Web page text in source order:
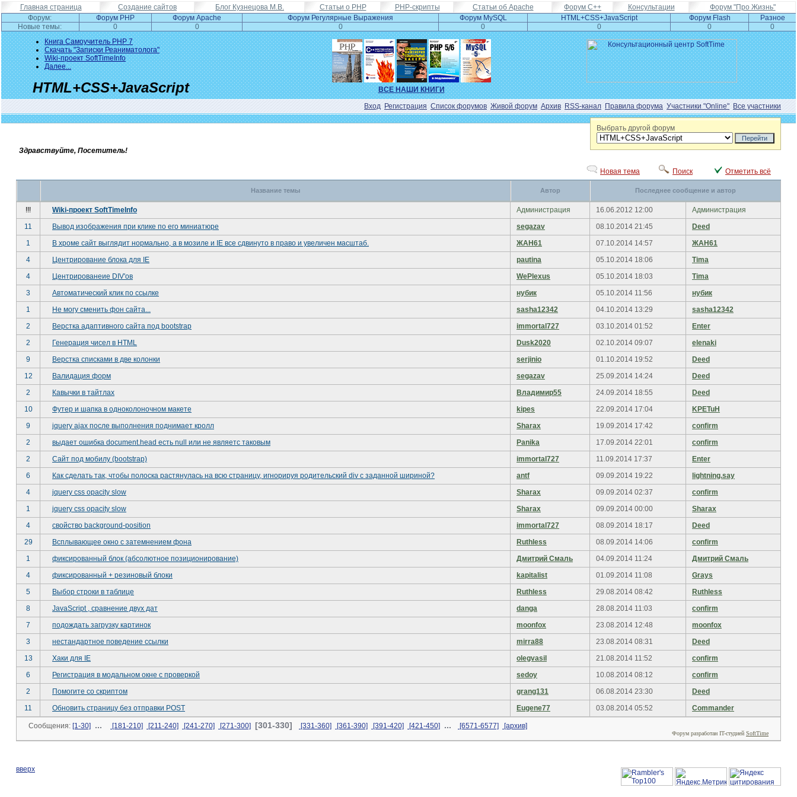
Главная страница Создание сайтов Блог Кузнецова М.В. Статьи о PHP PHP-скрипты Статьи об Apache Форум С++ Консультации
Форум "Про Жизнь"
Форум:
Форум PHP Форум Apache Форум Регулярные Выражения Форум MySQL HTML+CSS+JavaScript Форум Flash
Разное
Новые темы:
0 0 0 0 0 0
0
Книга Самоучитель PHP 7
Скачать "Записки Реаниматолога"
Wiki-проект SoftTimeInfo
Далее...
ВСЕ НАШИ КНИГИ
HTML+CSS+JavaScript
Вход Регистрация Список форумов Живой форум Архив RSS-канал Правила форума Участники "Online" Все участники
Выбрать другой форум
Здравствуйте, Посетитель!
Новая тема Поиск Отметить всё
Название темы Автор Последнее сообщение и автор
!!! Wiki-проект SoftTimeInfo Администрация 16.06.2012 12:00
Администрация
11
Вывод изображения при клике по его миниатюре segazav 08.10.2014 21:45
Deed
1
В хроме сайт выглядит нормально, а в мозиле и IE все сдвинуто в право и увеличен масштаб. ЖАН61 07.10.2014 14:57
ЖАН61
4
Центрирование блока для IE pautina 05.10.2014 18:06
Tima
4
Центрированеие DIV'ов WePlexus 05.10.2014 18:03
Tima
3
Автоматический клик по ссылке нубик 05.10.2014 11:56
нубик
1
Не могу сменить фон сайта... sasha12342 04.10.2014 13:29
sasha12342
2
Верстка адаптивного сайта под bootstrap immortal727 03.10.2014 01:52
Enter
2
Генерация чисел в HTML Dusk2020 02.10.2014 09:07
elenaki
9
Верстка списками в две колонки serjinio 01.10.2014 19:52
Deed
12
Валидация форм segazav 25.09.2014 14:24
Deed
2
Кавычки в тайтлах Владимир55 24.09.2014 18:55
Deed
10
Футер и шапка в одноколоночном макете kipes 22.09.2014 17:04
KPETuH
9
jquery ajax после выполнения поднимает кролл Sharax 19.09.2014 17:42
confirm
2
выдает ошибка document.head есть null или не являетс таковым Panika 17.09.2014 22:01
confirm
2
Сайт под мобилу (bootstrap) immortal727 11.09.2014 17:37
Enter
6
Как сделать так, чтобы полоска растянулась на всю страницу, игнорируя родительский div с заданной шириной? antf 09.09.2014 19:22
lightning.say
4
jquery css opacity slow Sharax 09.09.2014 02:37
confirm
1
jquery css opacity slow Sharax 09.09.2014 00:00
Sharax
4
свойство background-position immortal727 08.09.2014 18:17
Deed
29
Всплывающее окно с затемнением фона Ruthless 08.09.2014 14:06
confirm
1
фиксированный блок (абсолютное позиционирование) Дмитрий Смаль 04.09.2014 11:24
Дмитрий Смаль
4
фиксированный + резиновый блоки kapitalist 01.09.2014 11:08
Grays
5
Выбор строки в таблице Ruthless 29.08.2014 08:42
Ruthless
8
JavaScript , сравнение двух дат danga 28.08.2014 11:03
confirm
7
подождать загрузку картинок moonfox 23.08.2014 12:48
moonfox
3
нестандартное поведение ссылки mirra88 23.08.2014 08:31
Deed
13
Хаки для IE olegvasil 21.08.2014 11:52
confirm
6
Регистрация в модальном окне с проверкой sedoy 10.08.2014 08:12
confirm
2
Помогите со скриптом grang131 06.08.2014 23:30
Deed
11
Обновить страницу без отправки POST Eugene77 03.08.2014 05:52 Commander
Сообщения: [1-30] ... [181-210] [211-240] [241-270] [271-300] [301-330] [331-360] [361-390] [391-420] [421-450] ... [6571-6577] [архив]
Форум разработан IT-студией SoftTime
вверх